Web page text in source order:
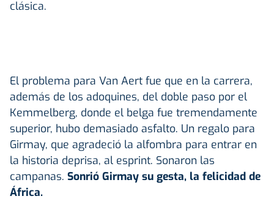
clásica.
El problema para Van Aert fue que en la carrera,
además de los adoquines, del doble paso por el
Kemmelberg, donde el belga fue tremendamente
superior, hubo demasiado asfalto. Un regalo para
Girmay, que agradeció la alfombra para entrar en
la historia deprisa, al esprint. Sonaron las
campanas. Sonrió Girmay su gesta, la felicidad de
África.